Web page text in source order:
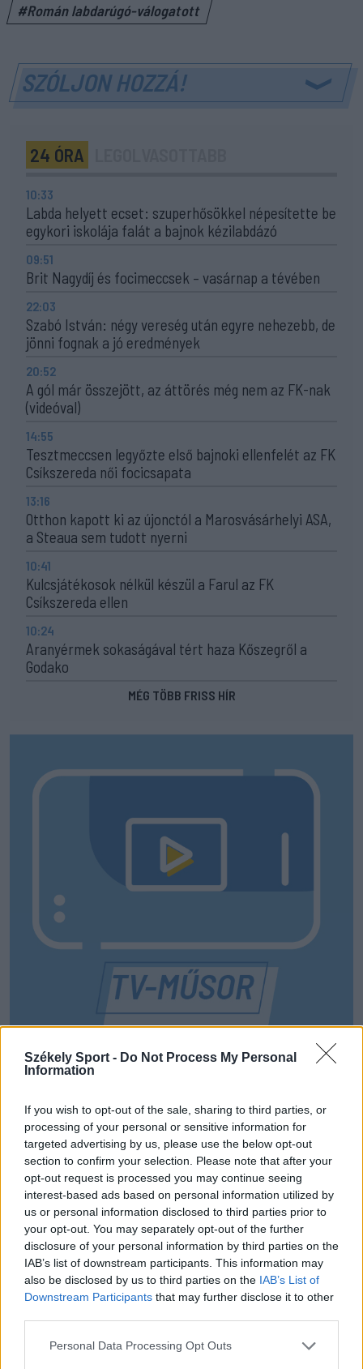
Székely Sport - Do Not Process My Personal
Information
If you wish to opt-out of the sale, sharing to third parties, or
processing of your personal or sensitive information for
targeted advertising by us, please use the below opt-out
section to confirm your selection. Please note that after your
opt-out request is processed you may continue seeing
interest-based ads based on personal information utilized by
us or personal information disclosed to third parties prior to
your opt-out. You may separately opt-out of the further
disclosure of your personal information by third parties on the
IAB’s list of downstream participants. This information may
also be disclosed by us to third parties on the IAB’s List of
Downstream Participants that may further disclose it to other
Personal Data Processing Opt Outs
#Román labdarúgó-válogatott
SZÓLJON HOZZÁ!
24 ÓRA
10:33
Labda helyett ecset: szuperhősökkel népesítette be
egykori iskolája falát a bajnok kézilabdázó
09:51
Brit Nagydíj és focimeccsek – vasárnap a tévében
22:03
Szabó István: négy vereség után egyre nehezebb, de
jönni fognak a jó eredmények
20:52
A gól már összejött, az áttörés még nem az FK-nak
(videóval)
14:55
Tesztmeccsen legyőzte első bajnoki ellenfelét az FK
Csíkszereda női focicsapata
13:16
Otthon kapott ki az újonctól a Marosvásárhelyi ASA,
a Steaua sem tudott nyerni
10:41
Kulcsjátékosok nélkül készül a Farul az FK
Csíkszereda ellen
10:24
Aranyérmek sokaságával tért haza Kőszegről a
Godako
MÉG TÖBB FRISS HÍR
CSÍKSZÉK
GYERGYÓSZÉK
UDVARHELYSZÉK
HÁROMSZÉK
MAROSSZÉK